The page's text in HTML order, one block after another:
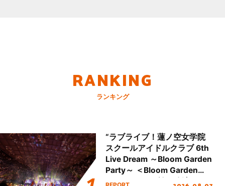
RANKING
ランキング
“ラブライブ！蓮ノ空女学院
スクールアイドルクラブ 6th
Live Dream ～Bloom Garden
Party～ ＜Bloom Garden
Party Stage／埼玉公演＞”